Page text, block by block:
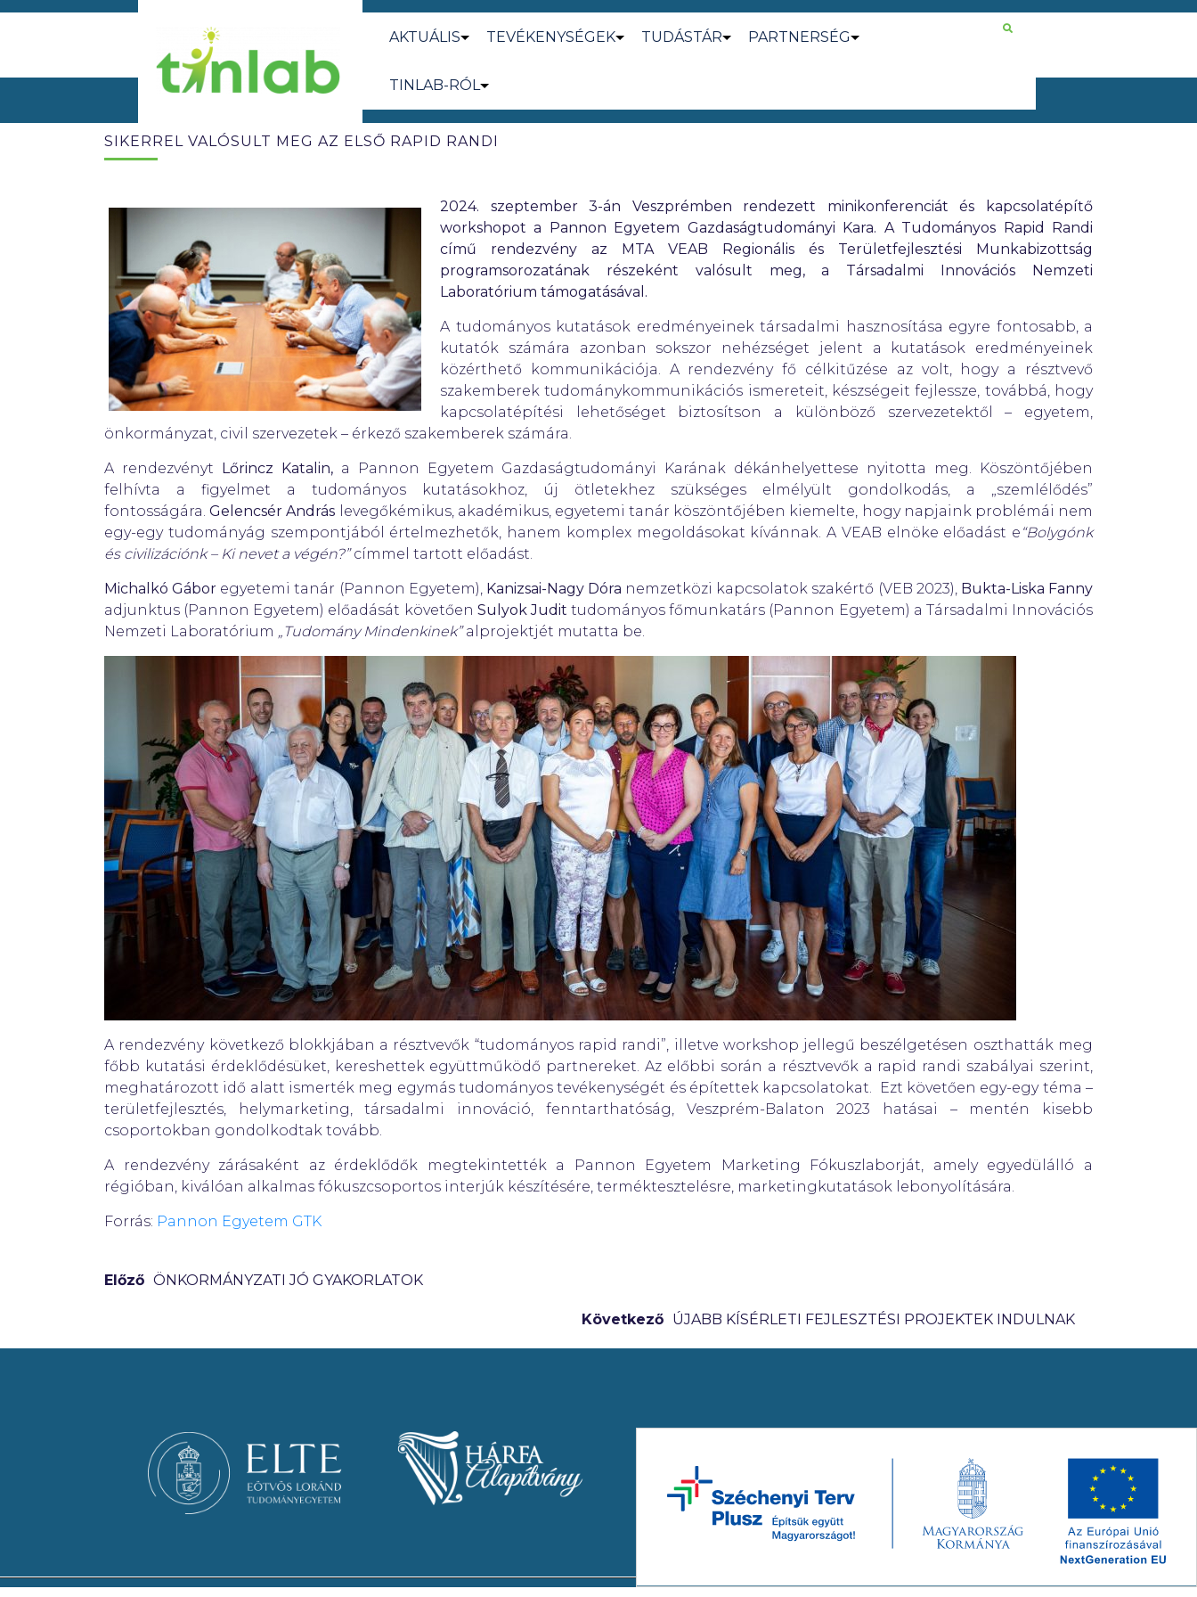
AKTUÁLIS TEVÉKENYSÉGEK TUDÁSTÁR PARTNERSÉG
TINLAB-RÓL
SIKERREL VALÓSULT MEG AZ ELSŐ RAPID RANDI
2024. szeptember 3-án Veszprémben rendezett minikonferenciát és kapcsolatépítő
workshopot a Pannon Egyetem Gazdaságtudományi Kara. A Tudományos Rapid Randi
című rendezvény az
MTA VEAB Regionális és Területfejlesztési Munkabizottság
programsorozatának részeként valósult meg, a Társadalmi Innovációs Nemzeti
Laboratórium támogatásával.
A tudományos kutatások eredményeinek társadalmi hasznosítása egyre fontosabb, a
kutatók számára azonban sokszor nehézséget jelent a kutatások eredményeinek
közérthető kommunikációja. A rendezvény fő célkitűzése az volt, hogy a résztvevő
szakemberek tudománykommunikációs ismereteit, készségeit fejlessze, továbbá, hogy
kapcsolatépítési lehetőséget biztosítson a különböző szervezetektől – egyetem,
önkormányzat, civil szervezetek – érkező szakemberek számára.
A rendezvényt Lőrincz Katalin,a Pannon Egyetem Gazdaságtudományi Karának dékánhelyettese nyitotta meg. Köszöntőjében
felhívta a figyelmet a tudományos kutatásokhoz, új ötletekhez szükséges elmélyült gondolkodás, a „szemlélődés”
fontosságára.Gelencsér András levegőkémikus, akadémikus, egyetemi tanár köszöntőjében kiemelte, hogy napjaink problémái nem
egy-egy tudományág szempontjából értelmezhetők, hanem komplex megoldásokat kívánnak. A VEAB elnöke előadást e “Bolygónk
és civilizációnk – Ki nevet a végén?”címmel tartott előadást.
Michalkó Gábor egyetemi tanár (Pannon Egyetem), Kanizsai-Nagy Dóra nemzetközi kapcsolatok szakértő (VEB 2023), Bukta-Liska Fanny
adjunktus (Pannon Egyetem) előadását követően Sulyok Judit tudományos főmunkatárs (Pannon Egyetem) a Társadalmi Innovációs
Nemzeti Laboratórium „Tudomány Mindenkinek”alprojektjét mutatta be.
A rendezvény következő blokkjában a résztvevők “tudományos rapid randi”, illetve workshop jellegű beszélgetésen oszthatták meg
főbb kutatási érdeklődésüket, kereshettek együttműködő partnereket. Az előbbi során a résztvevők a rapid randi szabályai szerint,
meghatározott idő alatt ismerték meg egymás tudományos tevékenységét és építettek kapcsolatokat. Ezt követően egy-egy téma –
területfejlesztés, helymarketing, társadalmi innováció, fenntarthatóság, Veszprém-Balaton 2023 hatásai – mentén kisebb
csoportokban gondolkodtak tovább.
A rendezvény zárásaként az érdeklődők megtekintették a Pannon Egyetem Marketing Fókuszlaborját, amely egyedülálló a
régióban, kiválóan alkalmas fókuszcsoportos interjúk készítésére, terméktesztelésre, marketingkutatások lebonyolítására.
Forrás: Pannon Egyetem GTK
Előző ÖNKORMÁNYZATI JÓ GYAKORLATOK
Következő ÚJABB KÍSÉRLETI FEJLESZTÉSI PROJEKTEK INDULNAK